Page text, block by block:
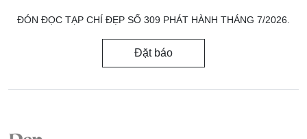
ĐÓN ĐỌC TẠP CHÍ ĐẸP SỐ 309 PHÁT HÀNH THÁNG 7/2026.
Đặt báo